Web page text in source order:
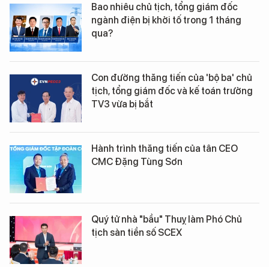
Bao nhiêu chủ tịch, tổng giám đốc
ngành điện bị khởi tố trong 1 tháng
qua?
Con đường thăng tiến của 'bộ ba' chủ
tịch, tổng giám đốc và kế toán trưởng
TV3 vừa bị bắt
Hành trình thăng tiến của tân CEO
CMC Đặng Tùng Sơn
Quý tử nhà "bầu" Thuỵ làm Phó Chủ
tịch sàn tiền số SCEX